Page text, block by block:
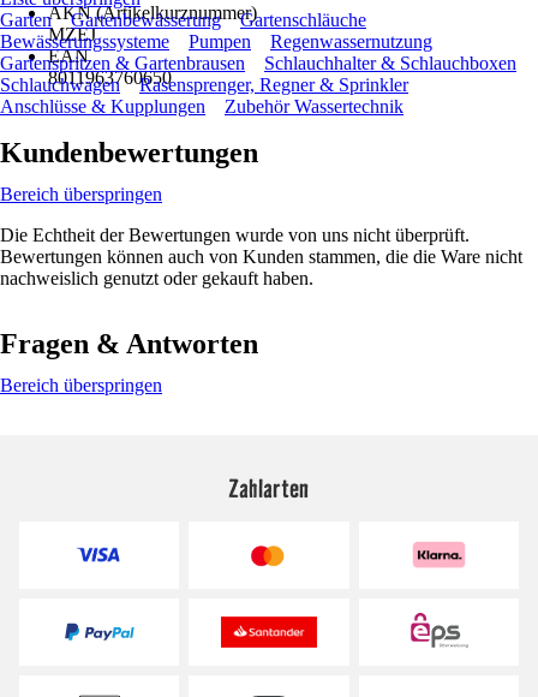
AKN (Artikelkurznummer)
MZEJ
EAN
8011963760650
Garten
Gartenbewässerung
Gartenschläuche
Bewässerungssysteme
Pumpen
Regenwassernutzung
Gartenspritzen & Gartenbrausen
Schlauchhalter & Schlauchboxen
Schlauchwagen
Rasensprenger, Regner & Sprinkler
Anschlüsse & Kupplungen
Zubehör Wassertechnik
Kundenbewertungen
Bereich überspringen
Die Echtheit der Bewertungen wurde von uns nicht überprüft.
Bewertungen können auch von Kunden stammen, die die Ware nicht
nachweislich genutzt oder gekauft haben.
Fragen & Antworten
Bereich überspringen
Zahlarten